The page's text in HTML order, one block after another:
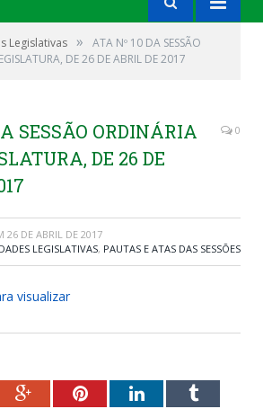
Legislativas »
ATA Nº 10 DA SESSÃO
DE 26 DE ABRIL DE 2017
SESSÃO ORDINÁRIA
DE 26 DE
0
26 DE ABRIL DE 2017
LEGISLATIVAS, PAUTAS E ATAS DAS SESSÕES
visualizar
Google+PinterestLinkedInTumblr